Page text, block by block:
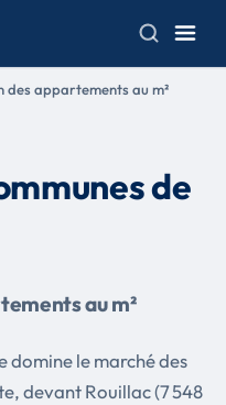
des appartements au m²
de
au m²
domine le marché des
devant Rouillac (7 548